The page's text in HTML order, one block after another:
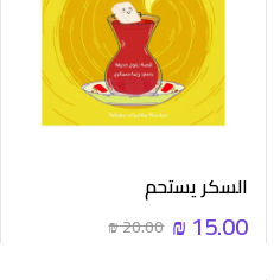
السكر يستحم
₪20.00 ₪15.00